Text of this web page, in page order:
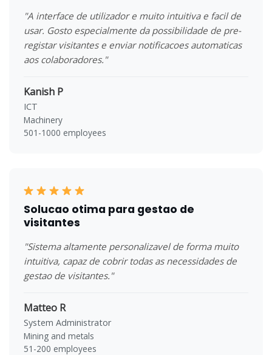
"A interface de utilizador e muito intuitiva e facil de
usar. Gosto especialmente da possibilidade de pre-
registar visitantes e enviar notificacoes automaticas
aos colaboradores."
Kanish P
ICT
Machinery
501-1000 employees
Solucao otima para gestao de
visitantes
"Sistema altamente personalizavel de forma muito
intuitiva, capaz de cobrir todas as necessidades de
gestao de visitantes."
Matteo R
System Administrator
Mining and metals
51-200 employees